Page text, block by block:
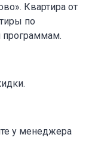
Квартира от
по
у менеджера